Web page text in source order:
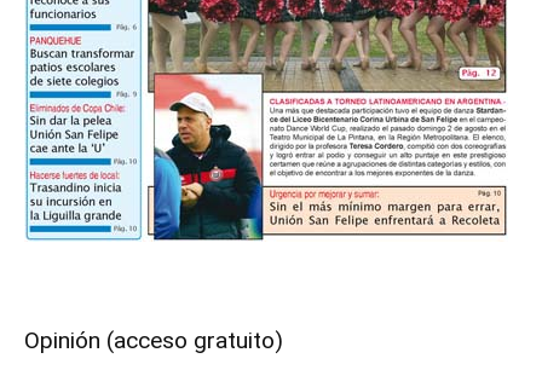
Opinión (acceso gratuito)